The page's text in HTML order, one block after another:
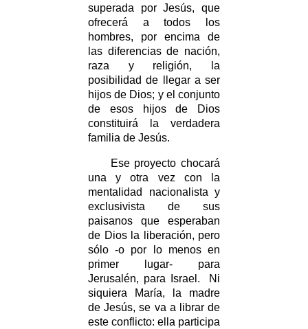
superada por Jesús, que
ofrecerá a todos los
hombres, por encima de
las diferencias de nación,
raza y religión, la
posibilidad de llegar a ser
hijos de Dios; y el conjunto
de esos hijos de Dios
constituirá la verdadera
familia de Jesús.
Ese proyecto chocará
una y otra vez con la
mentalidad nacionalista y
exclusivista de sus
paisanos que esperaban
de Dios la liberación, pero
sólo -o por lo menos en
primer lugar- para
Jerusalén, para Israel. Ni
siquiera María, la madre
de Jesús, se va a librar de
este conflicto: ella participa